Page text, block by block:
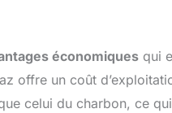
économiques qui
offre un coût
celui du charbon, ce